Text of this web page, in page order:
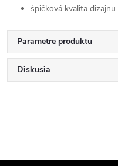
špičková kvalita dizajnu
Parametre produktu
Diskusia